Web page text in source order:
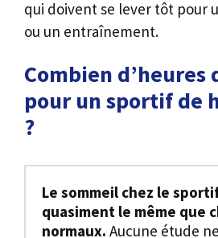
qui doivent se lever tôt pour
ou un entraînement.
Combien d’heures
pour un sportif de
?
Le sommeil chez le
quasiment le même que
normaux. Aucune étude